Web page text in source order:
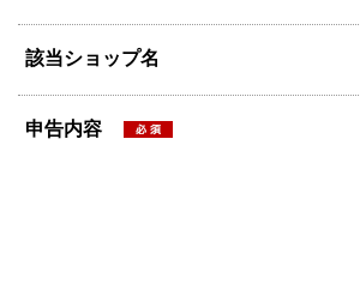
該当ショップ名
申告内容